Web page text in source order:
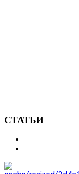
СТАТЬИ